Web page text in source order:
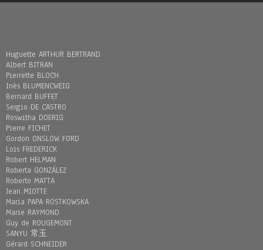
Huguette ARTHUR BERTRAND
Albert BITRAN
Pierrette BLOCH
Inès BLUMENCWEIG
Bernard BUFFET
Sergio DE CASTRO
Roswitha DOERIG
Pierre FICHET
Gordon ONSLOW FORD
Loïs FREDERICK
Robert HELMAN
Roberta GONZÁLEZ
Roberto MATTA
Jean MIOTTE
Maria PAPA ROSTKOWSKA
Marie RAYMOND
Guy de ROUGEMONT
SANYU 常玉
Gérard SCHNEIDER